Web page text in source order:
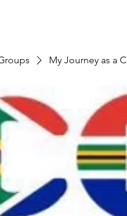
My Journey as a